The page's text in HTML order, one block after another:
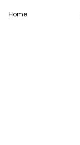
Home